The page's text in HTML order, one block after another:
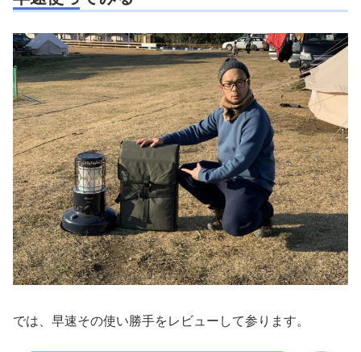
では、早速その使い勝手をレビューして参ります。